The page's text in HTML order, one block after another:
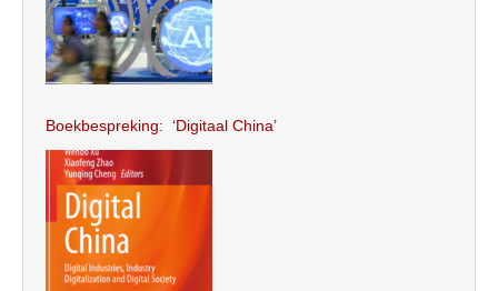
Boekbespreking: ‘Digitaal China’